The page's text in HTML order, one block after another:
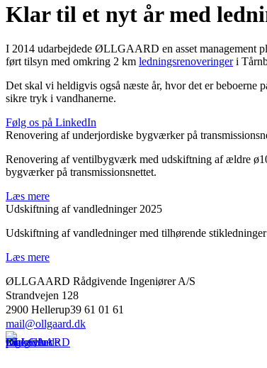
Klar til et nyt år med
I 2014 udarbejdede ØLLGAARD en asset management
ført tilsyn med omkring 2 km ledningsrenoveringeri
Det skal vi heldigvis også næste år, hvor det er
sikre tryk i vandhanerne.
Følg os på LinkedIn
Renovering af underjordiske bygværker på
Renovering af ventilbygværk med udskiftning af ældre
bygværker på transmissionsnettet.
Læs mere
Udskiftning af vandledninger 2025
Udskiftning af vandledninger med tilhørende
Læs mere
ØLLGAARD Rådgivende Ingeniører A/S
Strandvejen 128
2900 Hellerup39 61 01 61
mail@ollgaard.dk